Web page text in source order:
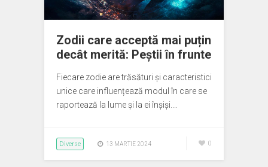
Zodii care acceptă mai puțin
decât merită: Peștii în frunte
Fiecare zodie are trăsături și caracteristici
unice care influențează modul în care se
raportează la lume și la ei înșiși.…
Diverse 13 MARTIE 2024 0